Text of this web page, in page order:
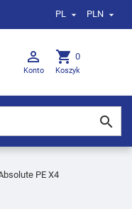
PL  PLN 

Konto
shopping_cart 0
Koszyk

PE X4